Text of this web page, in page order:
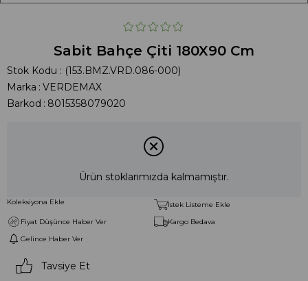
Sabit Bahçe Çiti 180X90 Cm
Stok Kodu
(153.BMZ.VRD.086-000)
Marka : VERDEMAX
Barkod : 8015358079020
Ürün stoklarımızda kalmamıştır.
Koleksiyona Ekle
İstek Listeme Ekle
Fiyat Düşünce Haber Ver
Kargo Bedava
Gelince Haber Ver
Tavsiye Et